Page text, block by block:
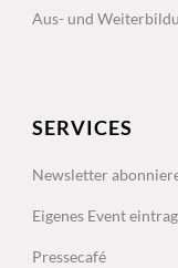
Aus- und
SERVICES
Newsletter
Eigenes Event
Pressecafé